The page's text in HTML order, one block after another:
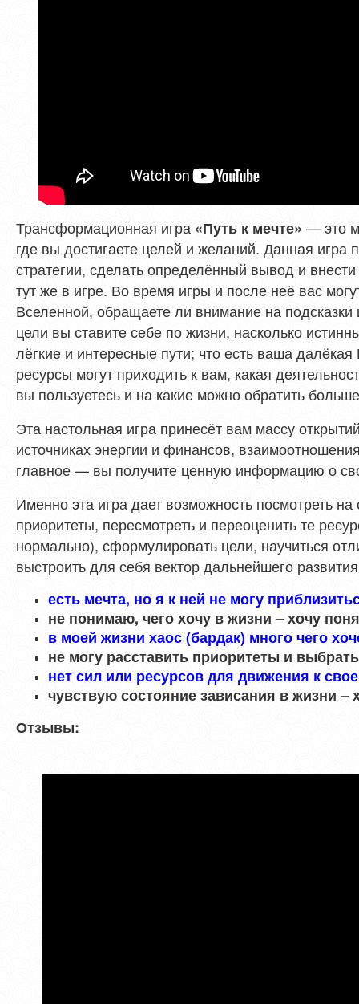
Трансформационная игра «Путь к мечте» — это
где вы достигаете целей и желаний. Данная игра
стратегии, сделать определённый вывод и
тут же в игре. Во время игры и после неё вас
Вселенной, обращаете ли внимание на
цели вы ставите себе по жизни, насколько
лёгкие и интересные пути; что есть ваша
ресурсы могут приходить к вам, какая
вы пользуетесь и на какие можно обратить
Эта настольная игра принесёт вам массу
источниках энергии и финансов,
главное — вы получите ценную информацию о
Именно эта игра дает возможность посмотреть
приоритеты, пересмотреть и переоценить те
нормально), сформулировать цели, научиться
выстроить для себя вектор дальнейшего
есть мечта, но я к ней не могу
не понимаю, чего хочу в жизни – хочу
в моей жизни хаос (бардак) много чего
не могу расставить приоритеты и
нет сил или ресурсов для движения к
чувствую состояние зависания в жизни –
Отзывы: